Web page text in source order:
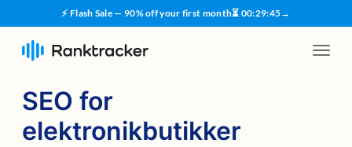
⚡ Flash Sale — 90% off your first month⏳ 00:29:44→
SEO for
elektronikbutikker